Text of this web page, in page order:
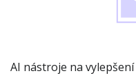
AI nástroje na